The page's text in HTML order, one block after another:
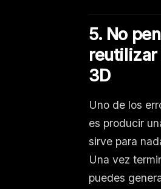
5. No
reutilizar
3D
Uno de los
es producir
sirve para
Una vez
puedes